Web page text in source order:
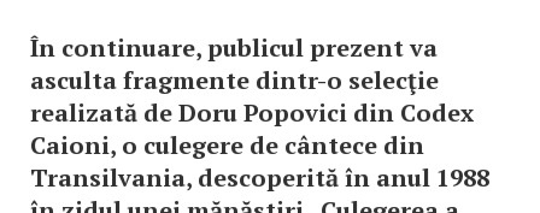
În continuare, publicul prezent va
asculta fragmente dintr-o selecţie
realizată de Doru Popovici din Codex
Caioni, o culegere de cântece din
Transilvania, descoperită în anul 1988